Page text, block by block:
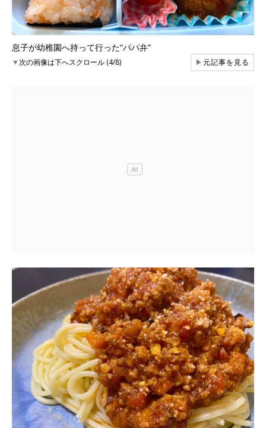
息子が幼稚園へ持って行った“パパ弁”
▼次の画像は下へスクロール (4/8) ▶元記事を見る